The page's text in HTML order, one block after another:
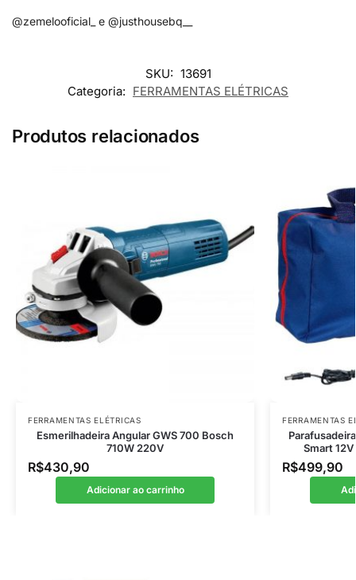
@zemelooficial_ e @justhousebq__
SKU: 13691
Categoria: FERRAMENTAS ELÉTRICAS
Produtos relacionados
FERRAMENTAS ELÉTRICAS
Esmerilhadeira Angular GWS 700 Bosch
710W 220V
R$430,90
Adicionar ao carrinho
FERRAMENTAS
Smart
R$499,90